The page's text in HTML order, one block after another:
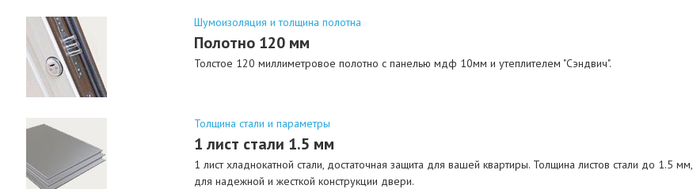
Шумоизоляция и толщина полотна
Полотно 120 мм
Толстое 120 миллиметровое полотно с панелью мдф 10мм и утеплителем "Сэндвич".
Толщина стали и параметры
1 лист стали 1.5 мм
1 лист хладнокатной стали, достаточная защита для вашей квартиры. Толщина листов стали до 1.5 мм,
для надежной и жесткой конструкции двери.